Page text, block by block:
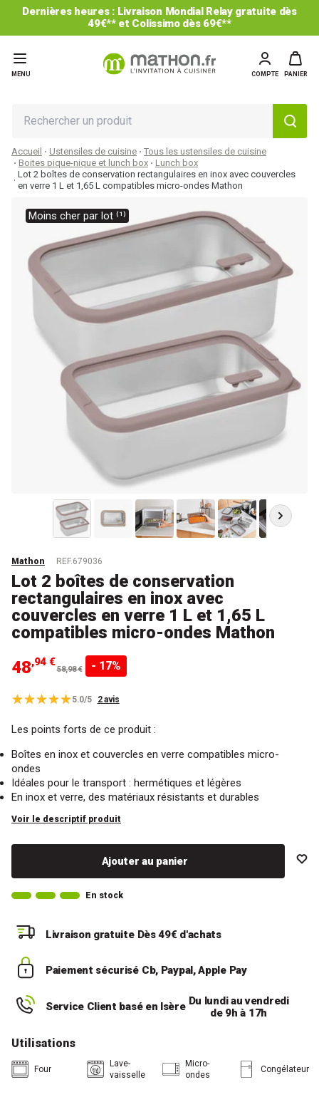
Dernières heures : Livraison Mondial Relay gratuite dès
49€** et Colissimo dès 69€**
MENU COMPTE PANIER
Accueil Ustensiles de cuisine
Tous les ustensiles de cuisine
Boites pique-nique et lunch box
Lunch box
Lot 2 boîtes de conservation rectangulaires en inox avec couvercles
en verre 1 L et 1,65 L compatibles micro-ondes Mathon
Moins cher par lot ⁽¹⁾
Mathon REF.679036
Lot 2 boîtes de conservation
rectangulaires en inox avec
couvercles en verre 1 L et 1,65 L
compatibles micro-ondes Mathon
48,94 €
58,98 € - 17%
5.0/5 2 avis
Les points forts de ce produit :
Boîtes en inox et couvercles en verre compatibles micro-
ondes
Idéales pour le transport : hermétiques et légères
En inox et verre, des matériaux résistants et durables
Voir le descriptif produit
Ajouter au panier
En stock
Livraison gratuite Dès 49€ d'achats
Paiement sécurisé Cb, Paypal, Apple Pay
Service Client basé en Isère Du lundi au vendredi
de 9h à 17h
Utilisations
Four
Lave-
vaisselle
Micro-
ondes
Congélateur